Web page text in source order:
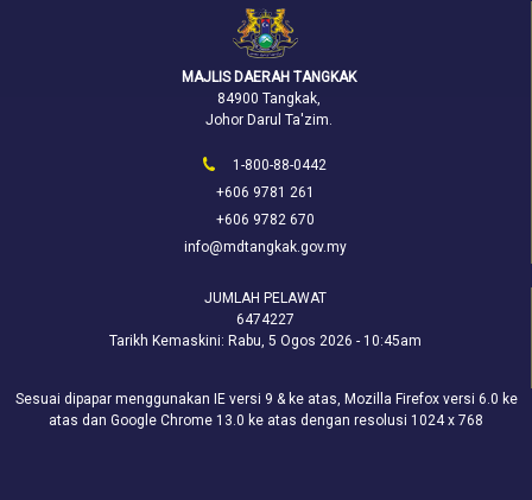
MAJLIS DAERAH TANGKAK
84900 Tangkak,
Johor Darul Ta'zim.
1-800-88-0442
+606 9781 261
+606 9782 670
info@mdtangkak.gov.my
JUMLAH PELAWAT
6474227
Tarikh Kemaskini: Rabu, 5 Ogos 2026 - 10:45am
Sesuai dipapar menggunakan IE versi 9 & ke atas, Mozilla Firefox versi 6.0 ke
atas dan Google Chrome 13.0 ke atas dengan resolusi 1024 x 768